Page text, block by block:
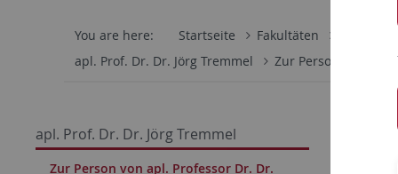
You are here: Startseite Fakultäten
apl. Prof. Dr. Dr. Jörg Tremmel
Zur Person von apl.
apl. Prof. Dr. Dr. Jörg Tremmel
Zur Person von apl. Professor Dr. Dr.